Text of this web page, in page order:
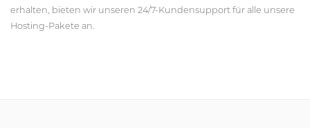
erhalten, bieten wir unseren 24/7-Kundensupport für alle unsere
Hosting-Pakete an.